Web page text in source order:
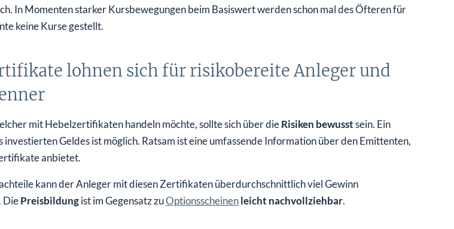
In Momenten starker Kursbewegungen beim Basiswert werden schon mal des Öfteren für
keine Kurse gestellt.
lohnen sich für risikobereite Anleger und
mit Hebelzertifikaten handeln möchte, sollte sich über dieRisiken bewusstsein. Ein
investierten Geldes ist möglich. Ratsam ist eine umfassende Information über den Emittenten,
anbietet.
kann der Anleger mit diesen Zertifikaten überdurchschnittlich viel Gewinn
DiePreisbildungist im Gegensatz zuOptionsscheinen leicht nachvollziehbar.